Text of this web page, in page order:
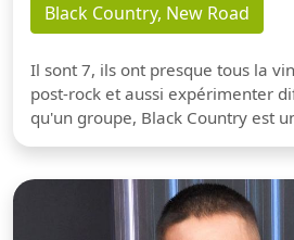
Black Country, New Road
Il sont 7, ils ont presque tous la
post-rock et aussi expérimenter
qu'un groupe, Black Country est